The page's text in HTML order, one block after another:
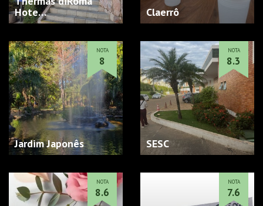
Hote…
Claerrô
Jardim Japonês
NOTA
8
SESC
NOTA
8.3
NOTA
8.6
NOTA
7.6